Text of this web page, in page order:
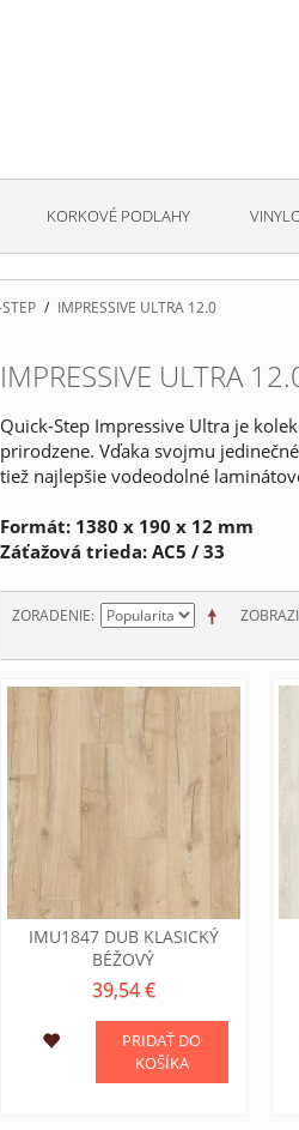
KORKOVÉ PODLAHY
/ IMPRESSIVE ULTRA 12.0
IMPRESSIVE ULTRA
Quick-Step Impressive Ultra je
prirodzene. Vďaka svojmu
tiež najlepšie vodeodolné
Formát: 1380 x 190 x 12 mm
Záťažová trieda: AC5 / 33
ZORADENIE
IMU1847 DUB KLASICKÝ
BÉŽOVÝ
39,54 €
PRIDAŤ DO
KOŠÍKA